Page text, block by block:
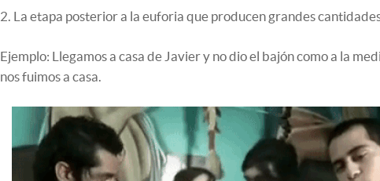
2. La etapa posterior a la euforia que producen grandes
Ejemplo: Llegamos a casa de Javier y no dio el bajón como a la
nos fuimos a casa.